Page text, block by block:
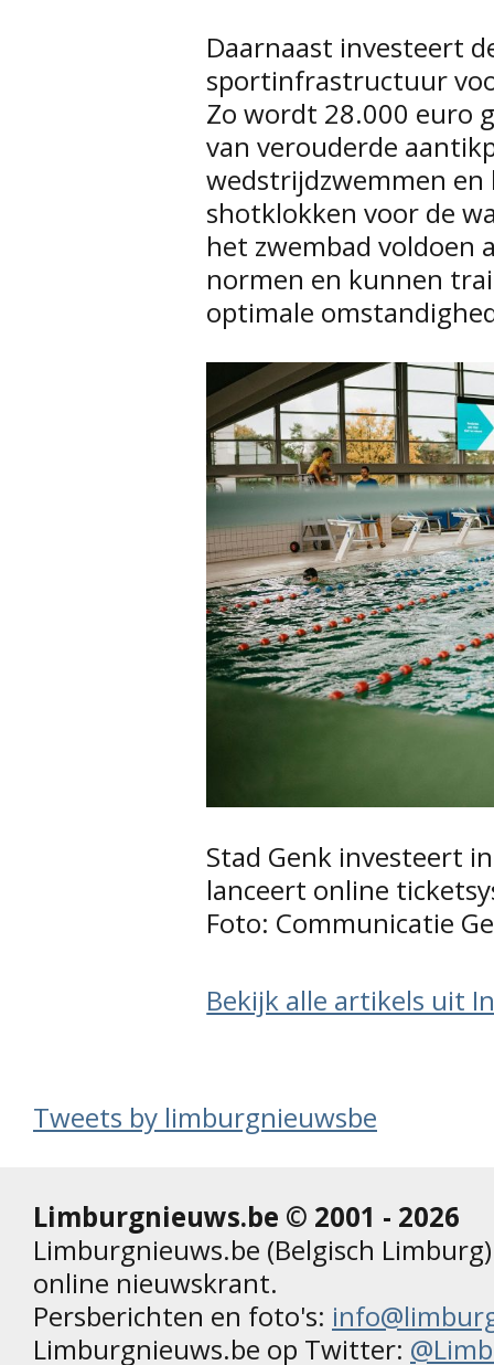
Daarnaast investeert
sportinfrastructuur
Zo wordt 28.000 euro
van verouderde
wedstrijdzwemmen
shotklokken voor de
het zwembad voldoen
normen en kunnen
optimale
Stad Genk investeert
lanceert online
Foto: Communicatie
Bekijk alle artikels uit
Tweets by limburgnieuwsbe
Limburgnieuws.be © 2001 - 2026
Limburgnieuws.be (Belgisch
online nieuwskrant.
Persberichten en foto's:
Limburgnieuws.be op Twitter: